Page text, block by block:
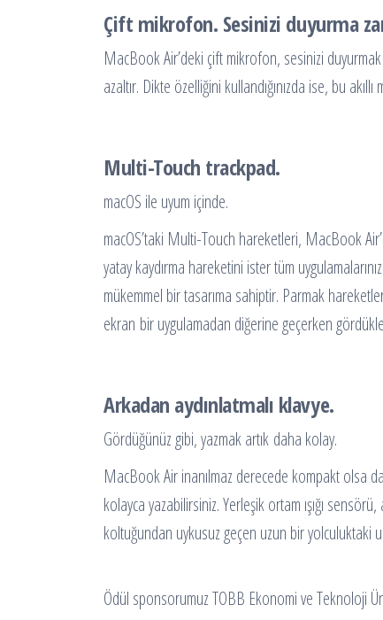
Çift mikrofon. Sesinizi duyurma
MacBook Air’deki çift mikrofon, sesinizi
azaltır. Dikte özelliğini kullandığınızda ise, bu
Multi-Touch trackpad.
macOS ile uyum içinde.
macOS’taki Multi-Touch hareketleri, MacBook
yatay kaydırma hareketini ister tüm
mükemmel bir tasarıma sahiptir. Parmak
ekran bir uygulamadan diğerine geçerken
Arkadan aydınlatmalı klavye.
Gördüğünüz gibi, yazmak artık daha kolay.
MacBook Air inanılmaz derecede kompakt olsa
kolayca yazabilirsiniz. Yerleşik ortam ışığı
koltuğundan uykusuz geçen uzun bir yolculuktaki
Ödül sponsorumuz TOBB Ekonomi ve Teknoloji